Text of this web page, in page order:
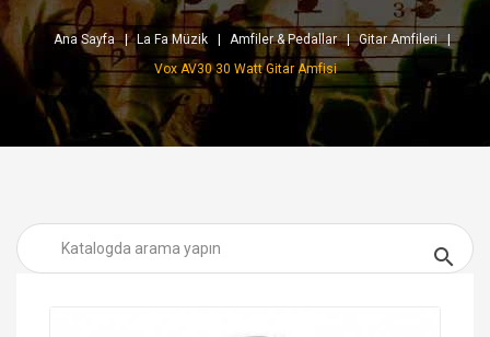
Ana Sayfa La Fa Müzik Amfiler & Pedallar
Gitar Amfileri
Vox AV30 30 Watt Gitar Amfisi
